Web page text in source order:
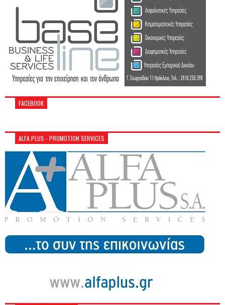
FACEBOOK
ALFA PLUS - PROMOTION SERVICES